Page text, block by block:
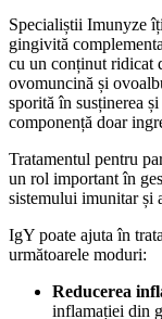
Specialiștii Imunyze
gingivită
cu un conținut ridicat
ovomuncină și
sporită în susținerea
componență doar
Tratamentul pentru
un rol important în
sistemului imunitar și
IgY poate ajuta în
următoarele moduri:
Reducerea
inflamației din